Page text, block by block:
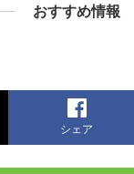
おすすめ情報
シェア